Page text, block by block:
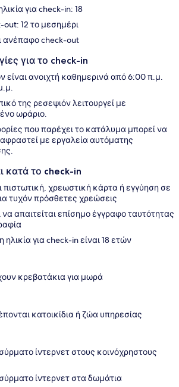
για check-in: 18
12 το μεσημέρι
ανέπαφο check-out
για το check-in
είναι ανοιχτή καθημερινά από 6:00 π.μ.
της ρεσεψιόν λειτουργεί με
ωράριο.
που παρέχει το κατάλυμα μπορεί να
με εργαλεία αυτόματης
κατά το check-in
πιστωτική, χρεωστική κάρτα ή εγγύηση σε
τυχόν πρόσθετες χρεώσεις
να απαιτείται επίσημο έγγραφο ταυτότητας
ηλικία για check-in είναι 18 ετών
κρεβατάκια για μωρά
κατοικίδια ή ζώα υπηρεσίας
ίντερνετ στους κοινόχρηστους
ίντερνετ στα δωμάτια